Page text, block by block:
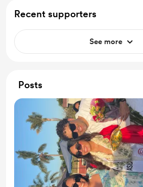
Recent supporters
See more
Posts